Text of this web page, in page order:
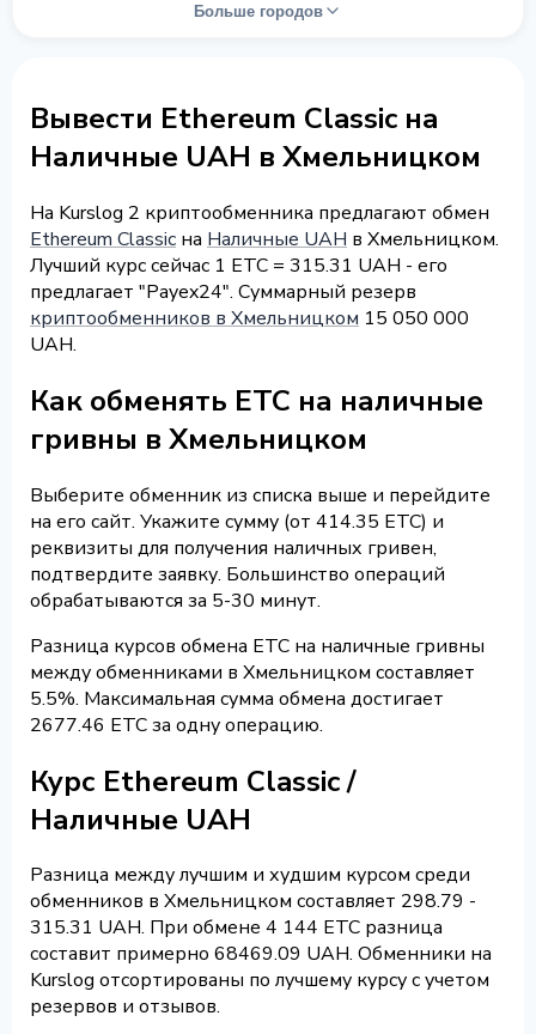
Больше городов
Вывести Ethereum Classic на
Наличные UAH в Хмельницком
На Kurslog 2 криптообменника предлагают обмен
Ethereum Classic на Наличные UAH в Хмельницком.
Лучший курс сейчас 1 ETC = 315.31 UAH - его
предлагает "Payex24". Суммарный резерв
криптообменников в Хмельницком 15 050 000
UAH.
Как обменять ETC на наличные
гривны в Хмельницком
Выберите обменник из списка выше и перейдите
на его сайт. Укажите сумму (от 414.35 ETC) и
реквизиты для получения наличных гривен,
подтвердите заявку. Большинство операций
обрабатываются за 5-30 минут.
Разница курсов обмена ETC на наличные гривны
между обменниками в Хмельницком составляет
5.5%. Максимальная сумма обмена достигает
2677.46 ETC за одну операцию.
Курс Ethereum Classic /
Наличные UAH
Разница между лучшим и худшим курсом среди
обменников в Хмельницком составляет 298.79 -
315.31 UAH. При обмене 4 144 ETC разница
составит примерно 68469.09 UAH. Обменники на
Kurslog отсортированы по лучшему курсу с учетом
резервов и отзывов.